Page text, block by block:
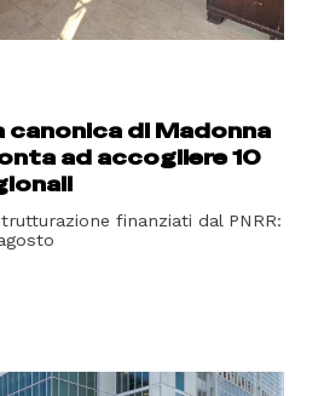
canonica di Madonna
ad accogliere 10
finanziati dal PNRR: